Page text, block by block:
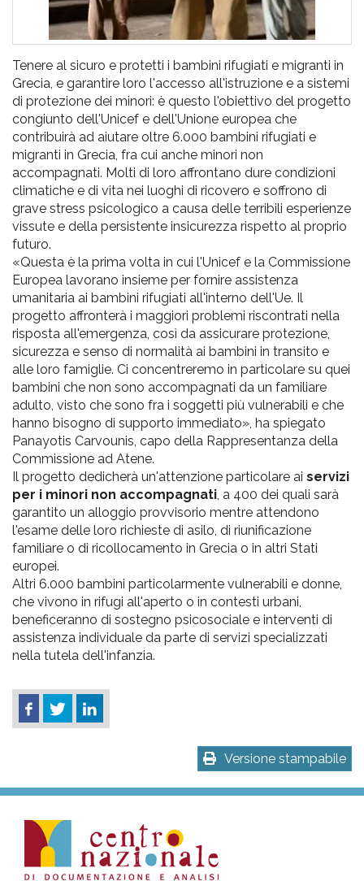
Tenere al sicuro e protetti i bambini rifugiati e migranti in
Grecia, e garantire loro l'accesso all'istruzione e a sistemi
di protezione dei minori: è questo l'obiettivo del progetto
congiunto dell'Unicef e dell'Unione europea che
contribuirà ad aiutare oltre 6.000 bambini rifugiati e
migranti in Grecia, fra cui anche minori non
accompagnati. Molti di loro affrontano dure condizioni
climatiche e di vita nei luoghi di ricovero e soffrono di
grave stress psicologico a causa delle terribili esperienze
vissute e della persistente insicurezza rispetto al proprio
futuro.
«Questa è la prima volta in cui l'Unicef e la Commissione
Europea lavorano insieme per fornire assistenza
umanitaria ai bambini rifugiati all'interno dell'Ue. Il
progetto affronterà i maggiori problemi riscontrati nella
risposta all'emergenza, così da assicurare protezione,
sicurezza e senso di normalità ai bambini in transito e
alle loro famiglie. Ci concentreremo in particolare su quei
bambini che non sono accompagnati da un familiare
adulto, visto che sono fra i soggetti più vulnerabili e che
hanno bisogno di supporto immediato», ha spiegato
Panayotis Carvounis, capo della Rappresentanza della
Commissione ad Atene.
Il progetto dedicherà un'attenzione particolare ai servizi
per i minori non accompagnati, a 400 dei quali sarà
garantito un alloggio provvisorio mentre attendono
l'esame delle loro richieste di asilo, di riunificazione
familiare o di ricollocamento in Grecia o in altri Stati
europei.
Altri 6.000 bambini particolarmente vulnerabili e donne,
che vivono in rifugi all'aperto o in contesti urbani,
beneficeranno di sostegno psicosociale e interventi di
assistenza individuale da parte di servizi specializzati
nella tutela dell'infanzia.
Versione stampabile